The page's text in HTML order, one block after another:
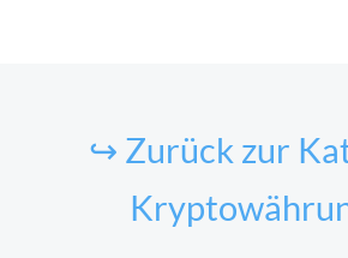
↪ Zurück zur